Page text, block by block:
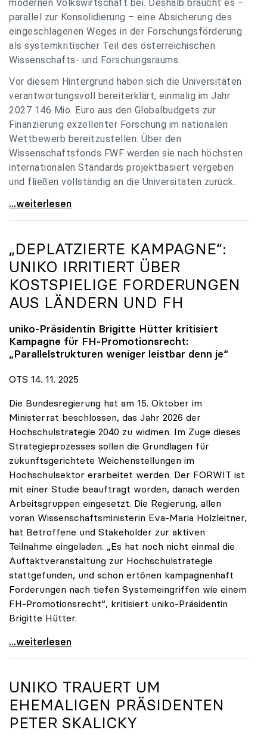
modernen Volkswirtschaft bei. Deshalb braucht es –
parallel zur Konsolidierung – eine Absicherung des
eingeschlagenen Weges in der Forschungsförderung
als systemkritischer Teil des österreichischen
Wissenschafts- und Forschungsraums.
Vor diesem Hintergrund haben sich die Universitäten
verantwortungsvoll bereiterklärt, einmalig im Jahr
2027 146 Mio. Euro aus den Globalbudgets zur
Finanzierung exzellenter Forschung im nationalen
Wettbewerb bereitzustellen: Über den
Wissenschaftsfonds FWF werden sie nach höchsten
internationalen Standards projektbasiert vergeben
und fließen vollständig an die Universitäten zurück.
Gemeinsam für einen starken Wissenschafts- und
...weiterlesen
„DEPLATZIERTE KAMPAGNE“:
UNIKO IRRITIERT ÜBER
KOSTSPIELIGE FORDERUNGEN
AUS LÄNDERN UND FH
uniko-Präsidentin Brigitte Hütter kritisiert
Kampagne für FH-Promotionsrecht:
„Parallelstrukturen weniger leistbar denn je“
OTS 14. 11. 2025
Die Bundesregierung hat am 15. Oktober im
Ministerrat beschlossen, das Jahr 2026 der
Hochschulstrategie 2040 zu widmen. Im Zuge dieses
Strategieprozesses sollen die Grundlagen für
zukunftsgerichtete Weichenstellungen im
Hochschulsektor erarbeitet werden. Der FORWIT ist
mit einer Studie beauftragt worden, danach werden
Arbeitsgruppen eingesetzt. Die Regierung, allen
voran Wissenschaftsministerin Eva-Maria Holzleitner,
hat Betroffene und Stakeholder zur aktiven
Teilnahme eingeladen. „Es hat noch nicht einmal die
Auftaktveranstaltung zur Hochschulstrategie
stattgefunden, und schon ertönen kampagnenhaft
Forderungen nach tiefen Systemeingriffen wie einem
FH-Promotionsrecht“, kritisiert uniko-Präsidentin
Brigitte Hütter.
„Deplatzierte Kampagne“: uniko irritiert über
...weiterlesen
UNIKO TRAUERT UM
EHEMALIGEN PRÄSIDENTEN
PETER SKALICKY